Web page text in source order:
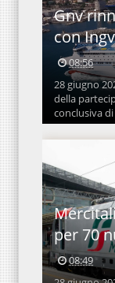
Gnv
con
08:56
28 giugno
della
conclusiva di
per 70
08:49